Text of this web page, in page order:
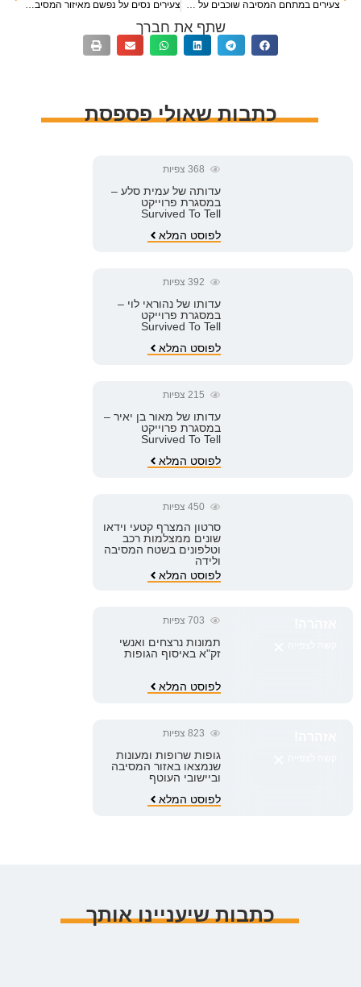
צעירים במתחם המסיבה שוכבים על האדמה, מנסים להסתתר וברקע קולות ירי צעירים נסים על נפשם מאיזור המסיבה לכיוון האיזור המיוער
שתף את חברך
כתבות שאולי פספסת
368צפיות
עדותה של עמית סלע –
במסגרת פרוייקט
Survived To Tell
לפוסט המלא
392צפיות
עדותו של נהוראי לוי –
במסגרת פרוייקט
Survived To Tell
לפוסט המלא
215צפיות
עדותו של מאור בן יאיר –
במסגרת פרוייקט
Survived To Tell
לפוסט המלא
450צפיות
סרטון המצרף קטעי וידאו
שונים ממצלמות רכב
וטלפונים בשטח המסיבה
ולידה
לפוסט המלא
703צפיות
תמונות נרצחים ואנשי
זק"א באיסוף הגופות
לפוסט המלא
823צפיות
גופות שרופות ומעונות
שנמצאו באזור המסיבה
וביישובי העוטף
לפוסט המלא
כתבות שיעניינו אותך